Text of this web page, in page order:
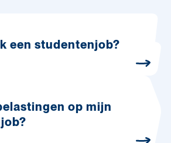
een studentenjob?
op mijn